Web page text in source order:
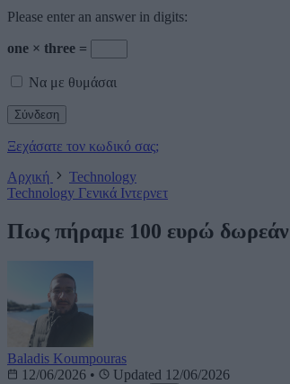
Please enter an answer in digits:
one × three =
Να με θυμάσαι
Ξεχάσατε τον κωδικό σας;
Αρχική
Technology
Technology Γενικά Ιντερνετ
Πως πήραμε 100 ευρώ δωρεάν
Baladis Koumpouras
12/06/2026 •
Updated 12/06/2026